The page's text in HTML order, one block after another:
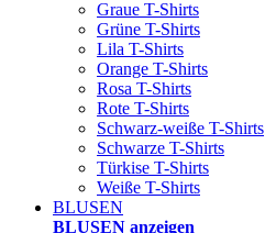
Graue T-Shirts
Grüne T-Shirts
Lila T-Shirts
Orange T-Shirts
Rosa T-Shirts
Rote T-Shirts
Schwarz-weiße T-Shirts
Schwarze T-Shirts
Türkise T-Shirts
Weiße T-Shirts
BLUSEN
BLUSEN anzeigen